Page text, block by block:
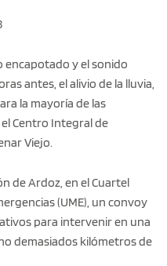
encapotado y el sonido
antes, el alivio de la lluvia,
la mayoría de las
Centro Integral de
Viejo.
de Ardoz, en el Cuartel
(UME), un convoy
para intervenir en una
demasiados kilómetros de